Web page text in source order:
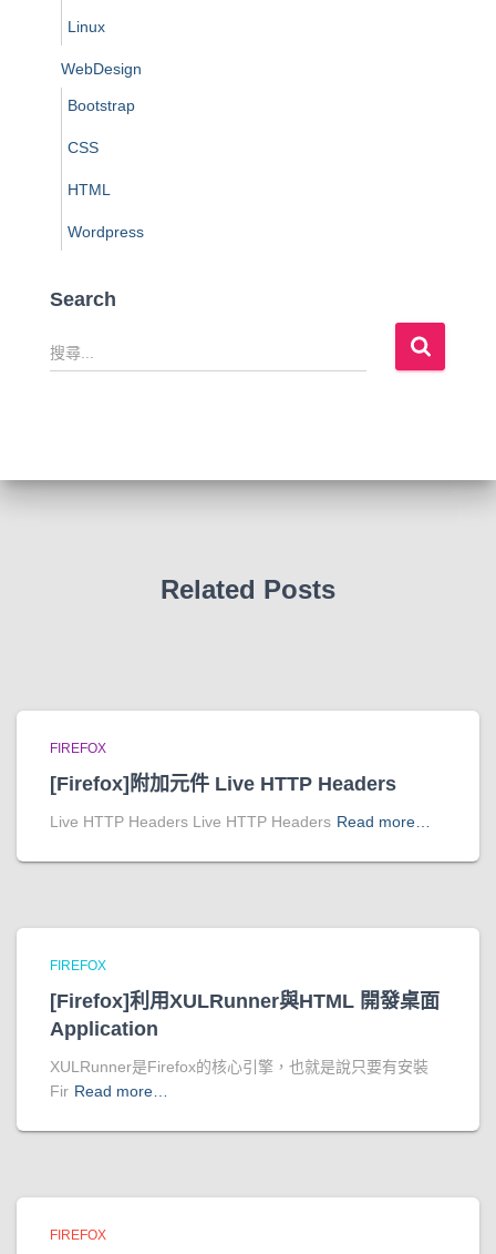
Linux
WebDesign
Bootstrap
CSS
HTML
Wordpress
Search
搜
尋
Related Posts
FIREFOX
[Firefox]附加元件 Live HTTP Headers
Live HTTP Headers Live HTTP Headers Read more…
FIREFOX
[Firefox]利用XULRunner與HTML 開發桌面
Application
XULRunner是Firefox的核心引擎，也就是說只要有安裝
Fir Read more…
FIREFOX